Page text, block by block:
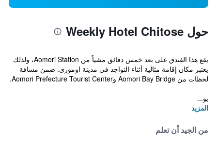
حول Weekly Hotel Chitose
يقع هذا الفندق على بعد خمس دقائق مشياً من Aomori Station، ولذلك
يعتبر مكان إقامة مثالية أثناء التواجد في مدينة اوموري. ضمن مسافة
لحظات من Aomori Bay Bridge وAomori Prefecture Tourist Center.
يو...
المزيد
من الجيد أن تعلم